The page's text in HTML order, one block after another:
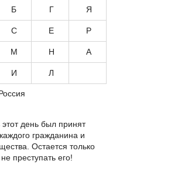
Б Г Я
С Е Р
М Н А
И Л
день был принят
гражданина и
Остается только
преступать его!